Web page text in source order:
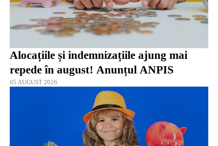
Alocațiile și indemnizațiile ajung mai
repede în august! Anunțul ANPIS
05 AUGUST 2026